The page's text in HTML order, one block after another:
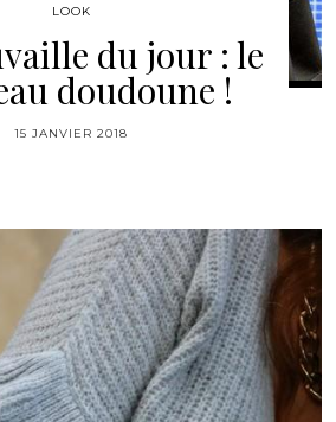
LOOK
du jour : le
doudoune !
15 JANVIER 2018